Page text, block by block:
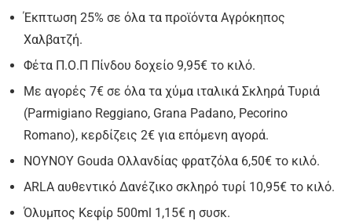
Έκπτωση 25% σε όλα τα προϊόντα Αγρόκηπος
Χαλβατζή.
Φέτα Π.Ο.Π Πίνδου δοχείο 9,95€ το κιλό.
Με αγορές 7€ σε όλα τα χύμα ιταλικά Σκληρά Τυριά
(Parmigiano Reggiano, Grana Padano, Pecorino
Romano), κερδίζεις 2€ για επόμενη αγορά.
ΝΟΥΝΟΥ Gouda Ολλανδίας φρατζόλα 6,50€ το κιλό.
ARLA αυθεντικό Δανέζικο σκληρό τυρί 10,95€ το κιλό.
Όλυμπος Κεφίρ 500ml 1,15€ η συσκ.